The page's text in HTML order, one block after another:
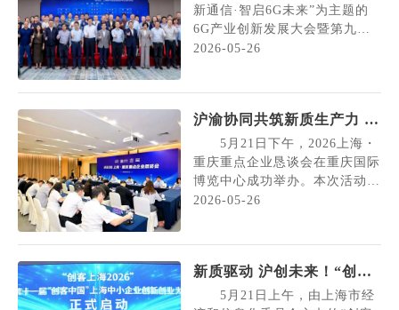
总体推进思路与工作安排。裘薇
表示，市经济信息化委...
新通信·智启6G未来”为主题的
6G产业创新发展大会暨第九
届“绽放杯”上海区域赛启动会在
上海交通大学讲席教授张文军出
席会议。 本次大会由上海
新兴信息通信技术应用研究院、
中国（上海）自由贸易试验...
2026-05-26
沪渝协同共筑新质生产力 链
动东西产业新机遇——2026
上海・重庆重点企业恳谈会
成功举办
5月21日下午，2026上海・
重庆重点企业恳谈会在重庆国际
博览中心成功举办。本次活动由
上海市经济和信息化委员会（市
电子信息、大数据、智能制造等
领域多家重点企业代表参会。
2026-05-26
新质驱动 沪创未来！“创客
上海2026”暨第十一届“创客
5月21日上午，由上海市经